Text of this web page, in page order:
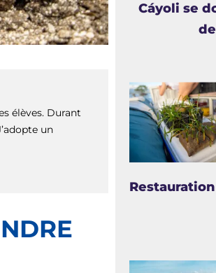
élèves. Durant
un
Cáyoli se